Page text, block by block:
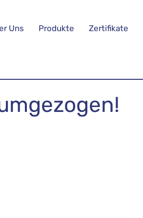
Uns Produkte Zertifikate